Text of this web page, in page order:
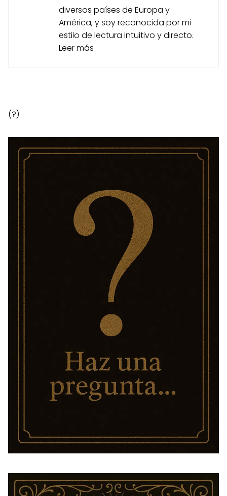
diversos países de Europa y
América, y soy reconocida por mi
estilo de lectura intuitivo y directo.
Leer más
(?)